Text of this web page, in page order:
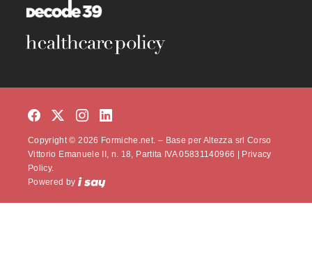
Copyright © 2026 Formiche.net. – Base per Altezza srl Corso
Vittorio Emanuele II, n. 18, Partita IVA 05831140966 |
Privacy
Policy.
Powered by